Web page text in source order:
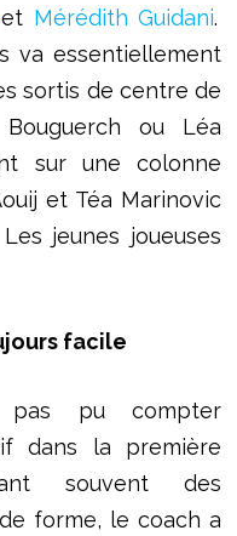
et Mérédith Guidani.
va essentiellement
sortis de centre de
ou Léa
sur une colonne
et Téa Marinovic
jeunes joueuses
facile
pas pu compter
dans la première
souvent des
forme, le coach a